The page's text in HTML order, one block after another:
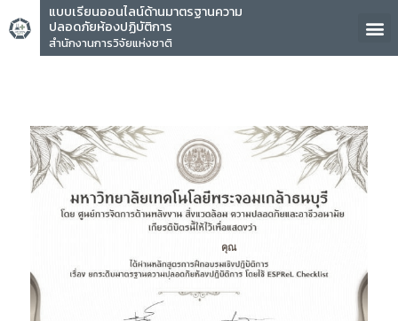
แบบเรียนออนไลน์ด้านมาตรฐานความ
ปลอดภัยห้องปฏิบัติการ
สำนักงานการวิจัยแห่งชาติ
คุณ